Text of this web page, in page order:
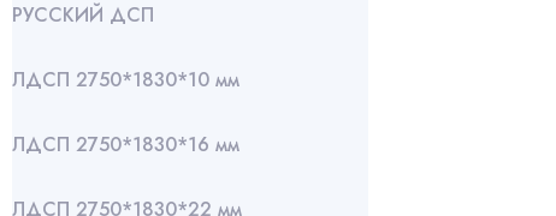
РУССКИЙ ДСП
ЛДСП 2750*1830*10 мм
ЛДСП 2750*1830*16 мм
ЛДСП 2750*1830*22 мм